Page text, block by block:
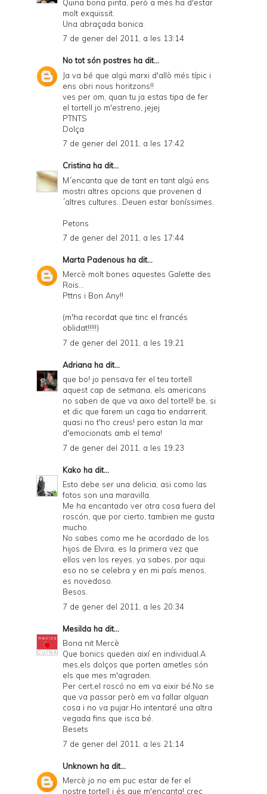
Quina bona pinta, però a més ha d'estar
molt exquissit.
Una abraçada bonica.
7 de gener del 2011, a les 13:14
No tot són postres ha dit...
Ja va bé que algú marxi d'allò més típic i
ens obri nous horitzons!!
ves per om, quan tu ja estas tipa de fer
el tortell jo m'estreno, jejej
PTNTS
Dolça
7 de gener del 2011, a les 17:42
Cristina ha dit...
M´encanta que de tant en tant algú ens
mostri altres opcions que provenen d
´altres cultures...Deuen estar boníssimes.
Petons
7 de gener del 2011, a les 17:44
Marta Padenous ha dit...
Mercè molt bones aquestes Galette des
Rois...
Pttns i Bon Any!!
(m'ha recordat que tinc el francés
oblidat!!!!!)
7 de gener del 2011, a les 19:21
Adriana ha dit...
que bo! jo pensava fer el teu tortell
aquest cap de setmana, els americans
no saben de que va aixo del tortell! be, si
et dic que farem un caga tio endarrerit,
quasi no t'ho creus! pero estan la mar
d'emocionats amb el tema!
7 de gener del 2011, a les 19:23
Kako ha dit...
Esto debe ser una delicia, asi como las
fotos son una maravilla.
Me ha encantado ver otra cosa fuera del
roscón, que por cierto, tambien me gusta
mucho.
No sabes como me he acordado de los
hijos de Elvira, es la primera vez que
ellos ven los reyes, ya sabes, por aqui
eso no se celebra y en mi país menos,
es novedoso.
Besos.
7 de gener del 2011, a les 20:34
Mesilda ha dit...
Bona nit Mercè
Que bonics queden així en individual.A
mes,els dolços que porten ametles són
els que mes m'agraden.
Per cert,el roscó no em va eixir bé.No se
que va passar però em va fallar alguan
cosa i no va pujar.Ho intentaré una altra
vegada fins que isca bé.
Besets
7 de gener del 2011, a les 21:14
Unknown ha dit...
Mercè jo no em puc estar de fer el
nostre tortell i és que m'encanta! crec